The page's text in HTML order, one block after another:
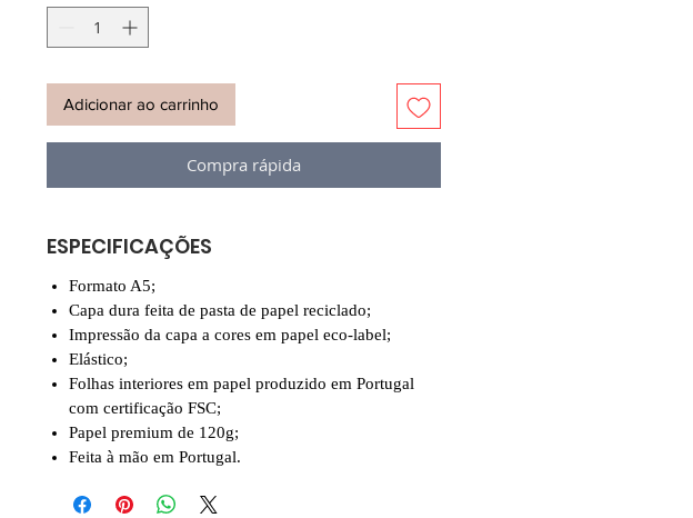
Adicionar ao carrinho
Compra rápida
ESPECIFICAÇÕES
Formato A5;
Capa dura feita de pasta de papel reciclado;
Impressão da capa a cores em papel eco-label;
Elástico;
Folhas interiores em papel produzido em Portugal
com certificação FSC;
Papel premium de 120g;
Feita à mão em Portugal.